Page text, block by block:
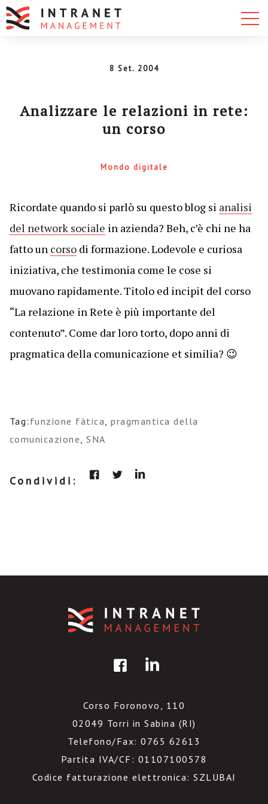
8 Set. 2004
Analizzare le relazioni in rete:
un corso
Mondo digitale
Ricordate quando si parlò su questo blog si analisi
del network sociale in azienda? Beh, c’è chi ne ha
fatto un corsodi formazione. Lodevole e curiosa
iniziativa, che testimonia come le cose si
muovano rapidamente. Titolo ed incipit del corso
“La relazione in Rete è più importante del
contenuto”. Come dar loro torto, dopo anni di
pragmatica della comunicazione et similia? 😉
Tag: funzione fàtica,pragmantica della
comunicazione,SNA
Condividi:
Corso Foronovo, 110
02049 Torri in Sabina (RI)
Telefono/Fax: 0765 62613
Partita IVA/CF: 01107100578
Codice fatturazione elettronica: SZLUBAI